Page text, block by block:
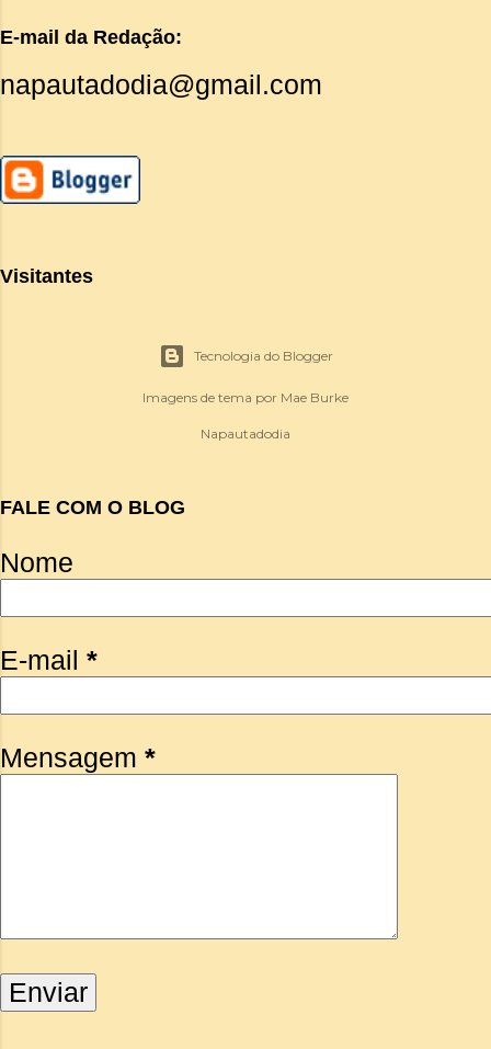
E-mail da Redação:
napautadodia@gmail.com
Visitantes
Tecnologia do Blogger
Imagens de tema por Mae Burke
Napautadodia
FALE COM O BLOG
Nome
E-mail *
Mensagem *